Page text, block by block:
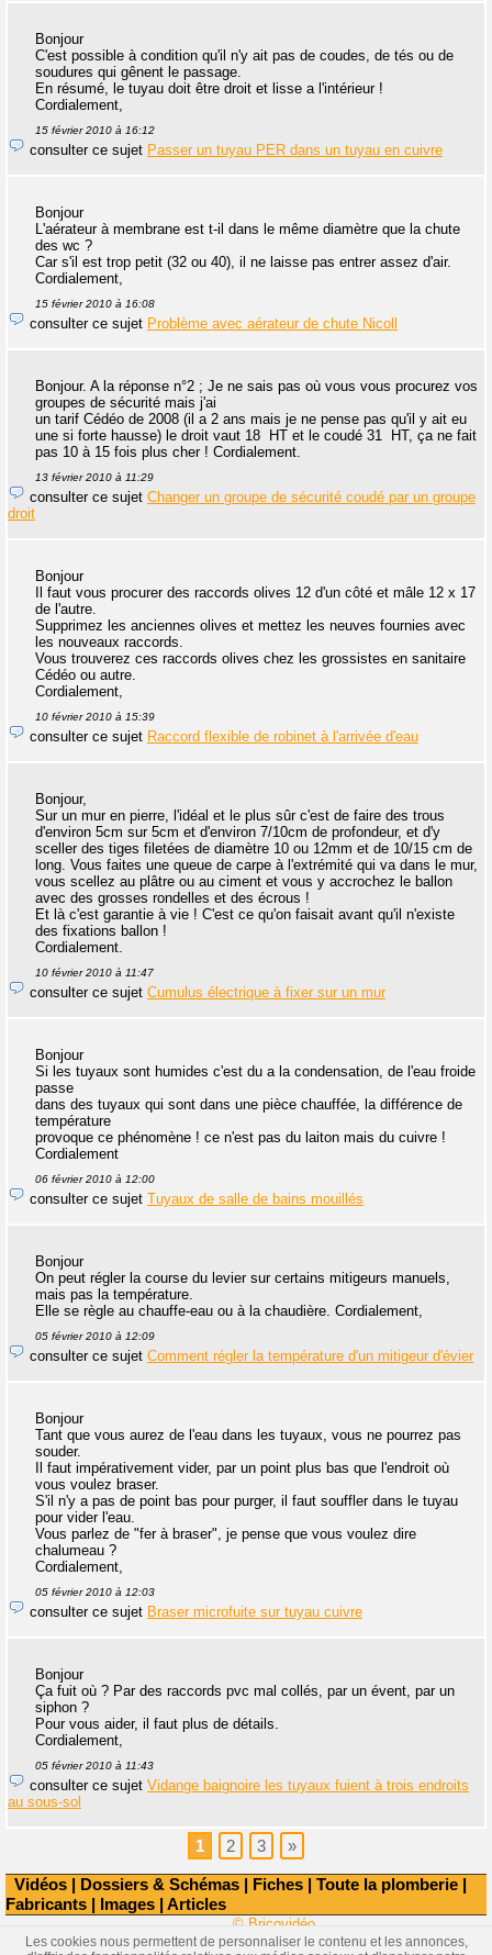
Vidéos | Dossiers & Schémas | Fiches | Toute la plomberie |
Fabricants | Images | Articles
Bonjour
C'est possible à condition qu'il n'y ait pas de coudes, de tés ou de
soudures qui gênent le passage.
En résumé, le tuyau doit être droit et lisse a l'intérieur !
Cordialement,
15 février 2010 à 16:12
consulter ce sujet Passer un tuyau PER dans un tuyau en cuivre
Bonjour
L'aérateur à membrane est t-il dans le même diamètre que la chute
des wc ?
Car s'il est trop petit (32 ou 40), il ne laisse pas entrer assez d'air.
Cordialement,
15 février 2010 à 16:08
consulter ce sujet Problème avec aérateur de chute Nicoll
Bonjour. A la réponse n°2 ; Je ne sais pas où vous vous procurez vos
groupes de sécurité mais j'ai
un tarif Cédéo de 2008 (il a 2 ans mais je ne pense pas qu'il y ait eu
une si forte hausse) le droit vaut 18  HT et le coudé 31  HT, ça ne fait
pas 10 à 15 fois plus cher ! Cordialement.
13 février 2010 à 11:29
consulter ce sujet Changer un groupe de sécurité coudé par un groupe
droit
Bonjour
Il faut vous procurer des raccords olives 12 d'un côté et mâle 12 x 17
de l'autre.
Supprimez les anciennes olives et mettez les neuves fournies avec
les nouveaux raccords.
Vous trouverez ces raccords olives chez les grossistes en sanitaire
Cédéo ou autre.
Cordialement,
10 février 2010 à 15:39
consulter ce sujet Raccord flexible de robinet à l'arrivée d'eau
Bonjour,
Sur un mur en pierre, l'idéal et le plus sûr c'est de faire des trous
d'environ 5cm sur 5cm et d'environ 7/10cm de profondeur, et d'y
sceller des tiges filetées de diamètre 10 ou 12mm et de 10/15 cm de
long. Vous faites une queue de carpe à l'extrémité qui va dans le mur,
vous scellez au plâtre ou au ciment et vous y accrochez le ballon
avec des grosses rondelles et des écrous !
Et là c'est garantie à vie ! C'est ce qu'on faisait avant qu'il n'existe
des fixations ballon !
Cordialement.
10 février 2010 à 11:47
consulter ce sujet Cumulus électrique à fixer sur un mur
Bonjour
Si les tuyaux sont humides c'est du a la condensation, de l'eau froide
passe
dans des tuyaux qui sont dans une pièce chauffée, la différence de
température
provoque ce phénomène ! ce n'est pas du laiton mais du cuivre !
Cordialement
06 février 2010 à 12:00
consulter ce sujet Tuyaux de salle de bains mouillés
Bonjour
On peut régler la course du levier sur certains mitigeurs manuels,
mais pas la température.
Elle se règle au chauffe-eau ou à la chaudière. Cordialement,
05 février 2010 à 12:09
consulter ce sujet Comment régler la température d'un mitigeur d'évier
Bonjour
Tant que vous aurez de l'eau dans les tuyaux, vous ne pourrez pas
souder.
Il faut impérativement vider, par un point plus bas que l'endroit où
vous voulez braser.
S'il n'y a pas de point bas pour purger, il faut souffler dans le tuyau
pour vider l'eau.
Vous parlez de "fer à braser", je pense que vous voulez dire
chalumeau ?
Cordialement,
05 février 2010 à 12:03
consulter ce sujet Braser microfuite sur tuyau cuivre
Bonjour
Ça fuit où ? Par des raccords pvc mal collés, par un évent, par un
siphon ?
Pour vous aider, il faut plus de détails.
Cordialement,
05 février 2010 à 11:43
consulter ce sujet Vidange baignoire les tuyaux fuient à trois endroits
au sous-sol
1 2 3 »
© Bricovidéo
Les cookies nous permettent de personnaliser le contenu et les annonces,